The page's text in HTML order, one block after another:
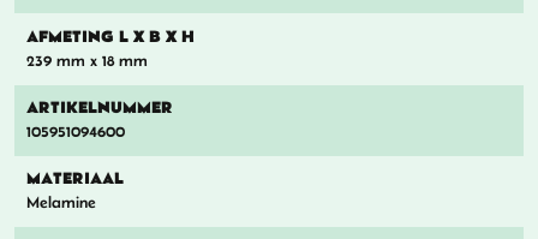
AFMETING L X B X H
239 mm x 18 mm
ARTIKELNUMMER
105951094600
MATERIAAL
Melamine